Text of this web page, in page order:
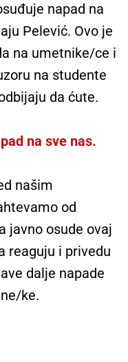
napad na
Pelević. Ovo je
na umetnike/ce i
na studente
da ćute.
na sve nas.
našim
od
javno osude ovaj
reaguju i privedu
dalje napade
ke.